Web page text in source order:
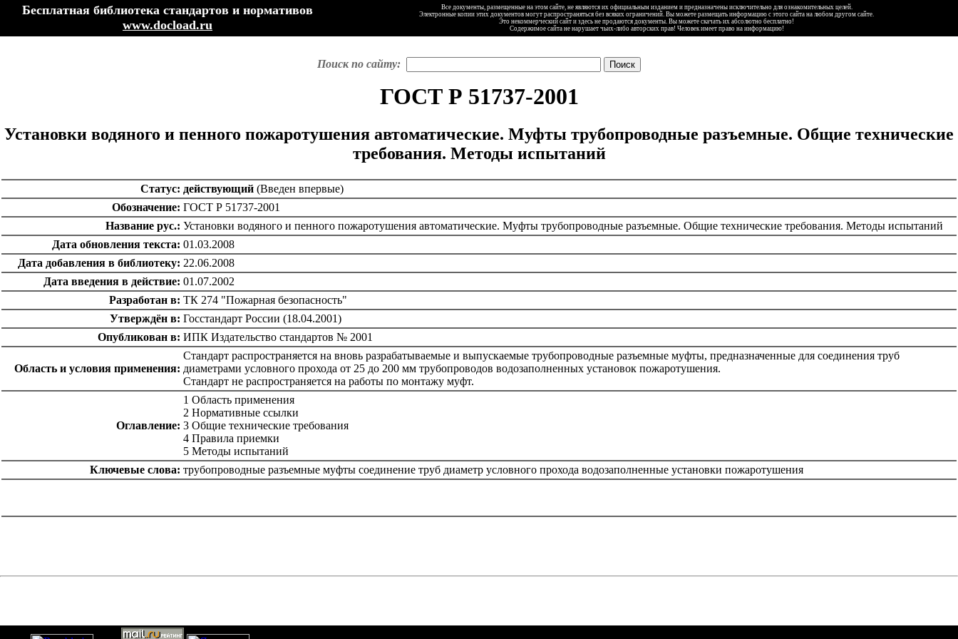
Бесплатная библиотека стандартов и нормативов
www.docload.ru
Все документы, размещенные на этом сайте, не являются их официальным изданием и предназначены исключительно для ознакомительных целей.
Электронные копии этих документов могут распространяться без всяких ограничений. Вы можете размещать информацию с этого сайта на любом другом сайте.
Это некоммерческий сайт и здесь не продаются документы. Вы можете скачать их абсолютно бесплатно!
Содержимое сайта не нарушает чьих-либо авторских прав! Человек имеет право на информацию!
Поиск по сайту:
ГОСТ Р 51737-2001
Установки водяного и пенного пожаротушения автоматические. Муфты трубопроводные разъемные. Общие технические
требования. Методы испытаний
Статус: действующий (Введен впервые)
Обозначение: ГОСТ Р 51737-2001
Название рус.: Установки водяного и пенного пожаротушения автоматические. Муфты трубопроводные разъемные. Общие технические требования. Методы испытаний
Дата обновления текста: 01.03.2008
Дата добавления в библиотеку: 22.06.2008
Дата введения в действие: 01.07.2002
Разработан в: ТК 274 "Пожарная безопасность"
Утверждён в: Госстандарт России (18.04.2001)
Опубликован в: ИПК Издательство стандартов № 2001
Область и условия применения:
Стандарт распространяется на вновь разрабатываемые и выпускаемые трубопроводные разъемные муфты, предназначенные для соединения труб
диаметрами условного прохода от 25 до 200 мм трубопроводов водозаполненных установок пожаротушения.
Стандарт не распространяется на работы по монтажу муфт.
Оглавление:
1 Область применения
2 Нормативные ссылки
3 Общие технические требования
4 Правила приемки
5 Методы испытаний
Ключевые слова: трубопроводные разъемные муфты соединение труб диаметр условного прохода водозаполненные установки пожаротушения